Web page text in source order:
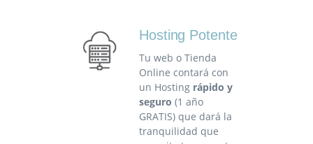
Hosting Potente
Tu web o Tienda
Online contará con
un Hosting rápido y
seguro (1 año
GRATIS) que dará la
tranquilidad que